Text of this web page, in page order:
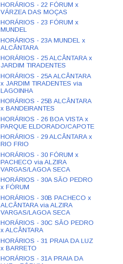
HORÁRIOS - 22 FÓRUM x
VÁRZEA DAS MOÇAS
HORÁRIOS - 23 FÓRUM x
MUNDEL
HORÁRIOS - 23A MUNDEL x
ALCÂNTARA
HORÁRIOS - 25 ALCÂNTARA x
JARDIM TIRADENTES
HORÁRIOS - 25A ALCÂNTARA
x JARDIM TIRADENTES via
LAGOINHA
HORÁRIOS - 25B ALCÂNTARA
x BANDEIRANTES
HORÁRIOS - 26 BOA VISTA x
PARQUE ELDORADO/CAPOTE
HORÁRIOS - 29 ALCÂNTARA x
RIO FRIO
HORÁRIOS - 30 FÓRUM x
PACHECO via ALZIRA
VARGAS/LAGOA SECA
HORÁRIOS - 30A SÃO PEDRO
x FÓRUM
HORÁRIOS - 30B PACHECO x
ALCÂNTARA via ALZIRA
VARGAS/LAGOA SECA
HORÁRIOS - 30C SÃO PEDRO
x ALCÂNTARA
HORÁRIOS - 31 PRAIA DA LUZ
x BARRETO
HORÁRIOS - 31A PRAIA DA